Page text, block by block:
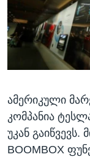
ᲡᲢᲣᲓᲘᲐ
ᲔᲙᲝᲜᲝᲛᲘᲙᲐ
ᲯᲐᲜᲛᲠᲗᲔᲚᲝᲑᲐ
ᲛᲔᲪᲜᲘᲔᲠᲔᲑᲐ
ᲙᲣᲚᲢᲣᲠᲐ
ᲒᲐᲚᲘᲚᲔᲝ
ᲓᲔᲖᲘᲜᲤᲝᲠᲛᲐᲪᲘᲐ
Learning
ᲗᲕᲐᲚᲘ ᲒᲕᲐᲓᲔᲕᲜᲔᲗ
ენები
ამერიკული
კომპანია
უკან
BOOMBOX